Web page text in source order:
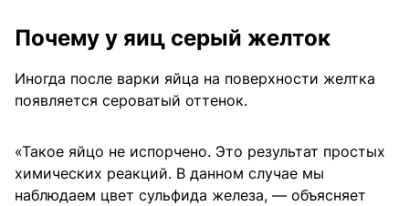
Почему у яиц серый желток
Иногда после варки яйца на поверхности желтка
появляется сероватый оттенок.
«Такое яйцо не испорчено. Это результат простых
химических реакций. В данном случае мы
наблюдаем цвет сульфида железа, — объясняет